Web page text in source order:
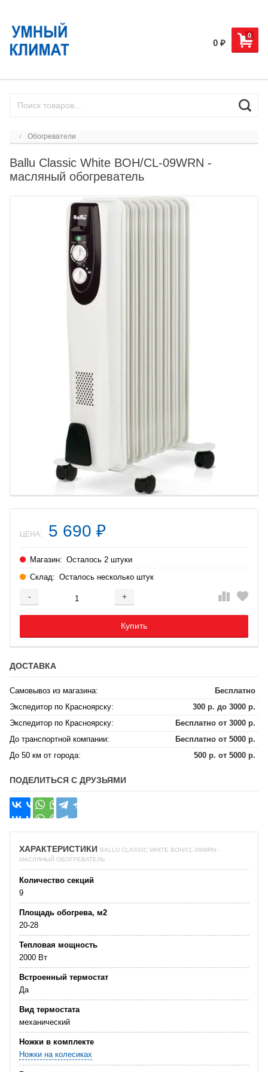
0
0 ₽
Обогреватели
Ballu Classic White BOH/CL-09WRN -
масляный обогреватель
ЦЕНА: 5 690 ₽
Магазин: Осталось 2 штуки
Склад: Осталось несколько штук
- +
Добавляется...
Купить
Добавлен
ДОСТАВКА
Самовывоз из магазина:
Бесплатно
Экспедитор по Красноярску:
300 р. до 3000 р.
Экспедитор по Красноярску:
Бесплатно от 3000 р.
До транспортной компании:
Бесплатно от 5000 р.
До 50 км от города:
500 р. от 5000 р.
ПОДЕЛИТЬСЯ С ДРУЗЬЯМИ
ХАРАКТЕРИСТИКИ BALLU CLASSIC WHITE BOH/CL-09WRN -
МАСЛЯНЫЙ ОБОГРЕВАТЕЛЬ
Количество секций
9
Площадь обогрева, м2
20-28
Тепловая мощность
2000 Вт
Встроенный термостат
Да
Вид термостата
механический
Ножки в комплекте
Ножки на колесиках